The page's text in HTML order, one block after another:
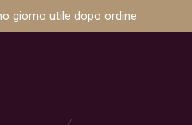
giorno utile dopo ordine